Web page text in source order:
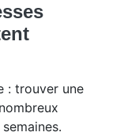
: trouver une